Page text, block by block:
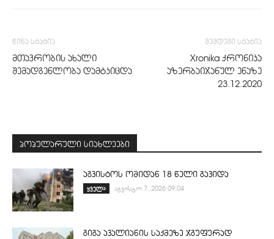
წინა სტატია
მთავრობის ახალი
შემადგენლობა დამტკიცდა
შემდეგი სტატია
Xronika ქრონიკა
აზერბაიჯანულ ენაზე
23.12.2020
პოპულარული სიახლეები
აგვისტოს ომიდან 18 წელი გავიდა
ყველა აგვისტო 7, 2026 09:04
გიგა ავალიანის საქმეზე ჯგუფურად